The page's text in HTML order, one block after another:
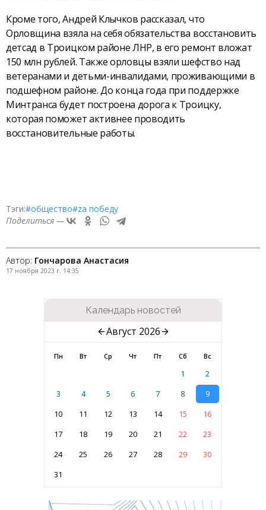
Кроме того, Андрей Клычков рассказал, что
Орловщина взяла на себя обязательства восстановить
детсад в Троицком районе ЛНР, в его ремонт вложат
150 млн рублей. Также орловцы взяли шефство над
ветеранами и детьми-инвалидами, проживающими в
подшефном районе. До конца года при поддержке
Минтранса будет построена дорога к Троицку,
которая поможет активнее проводить
восстановительные работы.
Тэги:#общество#zа победу
Поделиться —
Автор: Гончарова Анастасия
17 ноября 2023 г. 14:35
Календарь новостей
Август 2026
Пн Вт Ср Чт Пт Сб Вс
1
2
3
4 5 6 7 8
9
10
11 12 13 14 15
16
17
18 19 20 21 22
23
24
25 26 27 28 29
30
31